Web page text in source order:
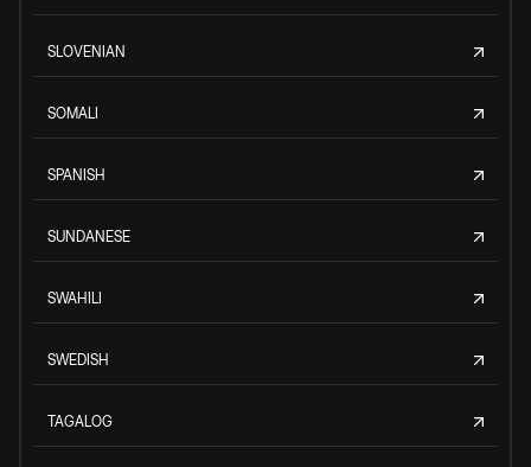
SLOVENIAN
SOMALI
SPANISH
SUNDANESE
SWAHILI
SWEDISH
TAGALOG